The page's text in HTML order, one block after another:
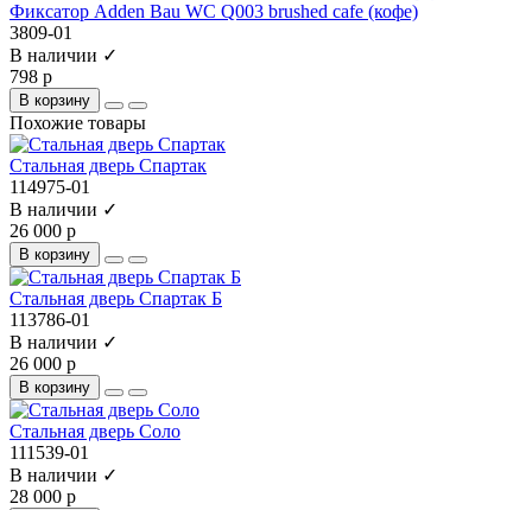
Фиксатор Adden Bau WC Q003 brushed cafe (кофе)
3809-01
В наличии ✓
798 р
В корзину
Похожие товары
Стальная дверь Спартак
114975-01
В наличии ✓
26 000 р
В корзину
Стальная дверь Спартак Б
113786-01
В наличии ✓
26 000 р
В корзину
Стальная дверь Соло
111539-01
В наличии ✓
28 000 р